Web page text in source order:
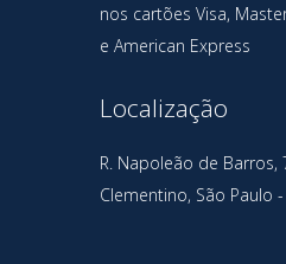
nos cartões Visa,
e American Express
Localização
R. Napoleão de Barros,
Clementino, São Paulo